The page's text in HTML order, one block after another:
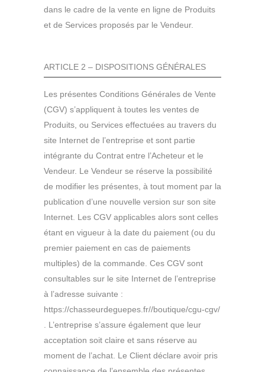
dans le cadre de la vente en ligne de Produits
et de Services proposés par le Vendeur.
ARTICLE 2 – DISPOSITIONS GÉNÉRALES
Les présentes Conditions Générales de Vente
(CGV) s’appliquent à toutes les ventes de
Produits, ou Services effectuées au travers du
site Internet de l’entreprise et sont partie
intégrante du Contrat entre l’Acheteur et le
Vendeur. Le Vendeur se réserve la possibilité
de modifier les présentes, à tout moment par la
publication d’une nouvelle version sur son site
Internet. Les CGV applicables alors sont celles
étant en vigueur à la date du paiement (ou du
premier paiement en cas de paiements
multiples) de la commande. Ces CGV sont
consultables sur le site Internet de l’entreprise
à l’adresse suivante :
https://chasseurdeguepes.fr//boutique/cgu-cgv/
. L’entreprise s’assure également que leur
acceptation soit claire et sans réserve au
moment de l’achat. Le Client déclare avoir pris